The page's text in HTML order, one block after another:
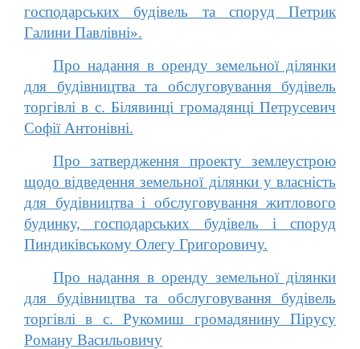
господарських будівель та споруд Петрик
Галини Павлівні».
Про надання в оренду земельної ділянки
для будівництва та обслуговування будівель
торгівлі в с. Білявинці громадянці Петрусевич
Софії Антонівні.
Про затвердження проекту землеустрою
щодо відведення земельної ділянки у власність
для будівництва і обслуговування житлового
будинку, господарських будівель і споруд
Пиндиківському Олегу Григоровичу.
Про надання в оренду земельної ділянки
для будівництва та обслуговування будівель
торгівлі в с. Рукомиш громадянину Пірусу
Роману Васильовичу